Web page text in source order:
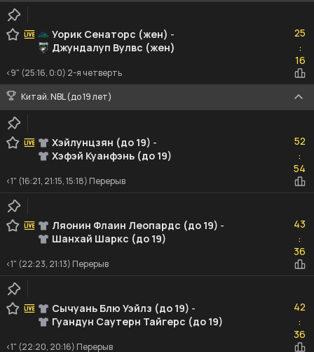
Уорик Сенаторс (жен) -
Джундалуп Вулвс (жен)
25
:16
16
<9" (25:16, 0:0) 2-я четверть
Китай. NBL (до 19 лет)
Хэйлунцзян (до 19) -
Хэфэй Куанфэнь (до 19)
52
:54
54
<1" (16:21, 21:15, 15:18) Перерыв
Ляонин Флаин Леопардс (до 19) -
Шанхай Шаркс (до 19)
43
:36
36
<1" (22:23, 21:13) Перерыв
Сычуань Блю Уэйлз (до 19) -
Гуандун Саутерн Тайгерс (до 19)
42
:36
36
<1" (22:20, 20:16) Перерыв